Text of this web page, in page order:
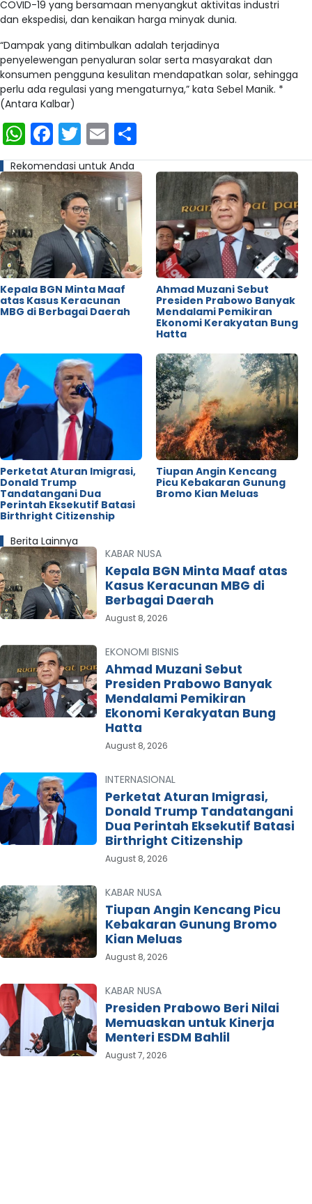
COVID-19 yang bersamaan menyangkut aktivitas industri
dan ekspedisi, dan kenaikan harga minyak dunia.
“Dampak yang ditimbulkan adalah terjadinya
penyelewengan penyaluran solar serta masyarakat dan
konsumen pengguna kesulitan mendapatkan solar, sehingga
perlu ada regulasi yang mengaturnya,” kata Sebel Manik. *
(Antara Kalbar)
WhatsApp
Facebook
Twitter
Email
Rekomendasi untuk Anda
Kepala BGN Minta Maaf
atas Kasus Keracunan
MBG di Berbagai Daerah
Ahmad Muzani Sebut
Presiden Prabowo Banyak
Mendalami Pemikiran
Ekonomi Kerakyatan Bung
Hatta
Perketat Aturan Imigrasi,
Donald Trump
Tandatangani Dua
Perintah Eksekutif Batasi
Birthright Citizenship
Tiupan Angin Kencang
Picu Kebakaran Gunung
Bromo Kian Meluas
Berita Lainnya
KABAR NUSA
Kepala BGN Minta Maaf atas
Kasus Keracunan MBG di
Berbagai Daerah
August 8, 2026
EKONOMI BISNIS
Ahmad Muzani Sebut
Presiden Prabowo Banyak
Mendalami Pemikiran
Ekonomi Kerakyatan Bung
Hatta
August 8, 2026
INTERNASIONAL
Perketat Aturan Imigrasi,
Donald Trump Tandatangani
Dua Perintah Eksekutif Batasi
Birthright Citizenship
August 8, 2026
KABAR NUSA
Tiupan Angin Kencang Picu
Kebakaran Gunung Bromo
Kian Meluas
August 8, 2026
KABAR NUSA
Presiden Prabowo Beri Nilai
Memuaskan untuk Kinerja
Menteri ESDM Bahlil
August 7, 2026